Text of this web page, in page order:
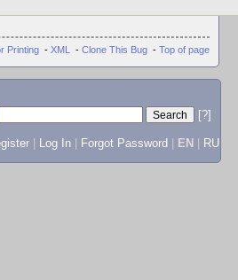
Printing - XML - Clone This Bug - Top of page
[?]
Log In Forgot Password EN RU